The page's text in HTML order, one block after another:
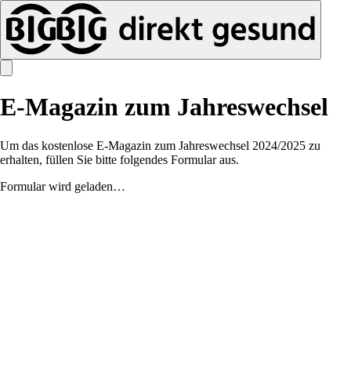
E-Magazin zum Jahreswechsel
Um das kostenlose E-Magazin zum Jahreswechsel 2024/2025 zu
erhalten, füllen Sie bitte folgendes Formular aus.
Formular wird geladen…